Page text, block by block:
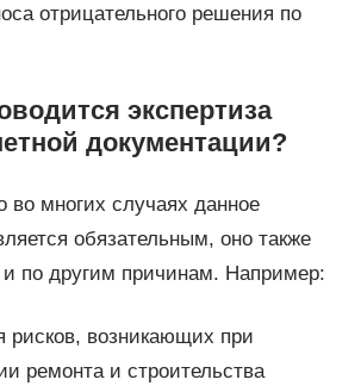
отрицательного решения по
экспертиза
документации?
во многих случаях данное
обязательным, оно также
и по другим причинам. Например:
рисков, возникающих при
ремонта и строительства